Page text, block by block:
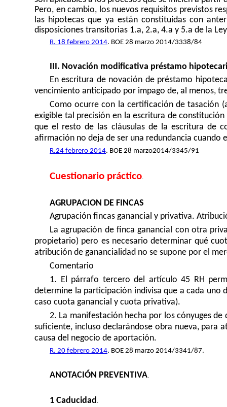
Pero, en cambio, los nuevos requisitos previstos
las hipotecas que ya están constituidas con
disposiciones transitorias 1.a, 2.a, 4.a y 5.a de la Ley
R. 18 febrero 2014. BOE 28 marzo 2014/3338/84
III. Novación modificativa préstamo
En escritura de novación de préstamo
vencimiento anticipado por impago de, al menos,
Como ocurre con la certificación de tasación
exigible tal precisión en la escritura de
que el resto de las cláusulas de la escritura de
afirmación no deja de ser una redundancia
R.24 febrero 2014. BOE 28 marzo2014/3345/91
Cuestionario práctico.
AGRUPACION DE FINCAS
Agrupación fincas ganancial y privativa.
La agrupación de finca ganancial con otra
propietario) pero es necesario determinar qué
atribución de ganancialidad no se supone por el
Comentario
1. El párrafo tercero del artículo 45 RH
determine la participación indivisa que a cada uno
caso cuota ganancial y cuota privativa).
2. La manifestación hecha por los cónyuges
suficiente, incluso declarándose obra nueva, para
causa del negocio de aportación.
R. 20 febrero 2014. BOE 28 marzo 2014/3341/87.
ANOTACIÓN PREVENTIVA.
1 Caducidad.